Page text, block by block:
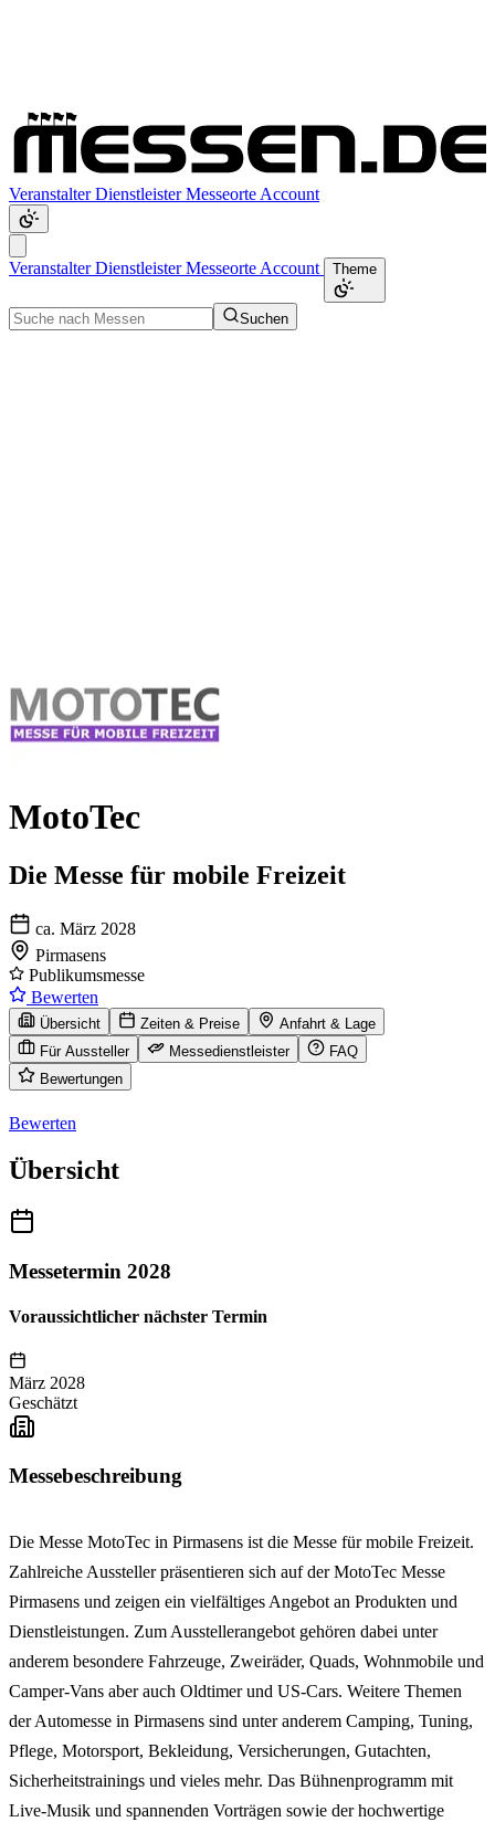
VeranstalterDienstleisterMesseorte Account
VeranstalterDienstleisterMesseorte Account Theme
Suchen
MotoTec
Die Messe für mobile Freizeit
ca. März 2028
Pirmasens
Publikumsmesse
Bewerten
Übersicht Zeiten & Preise
Anfahrt & Lage
Für Aussteller
Messedienstleister
FAQ
Bewertungen
Bewerten
Übersicht
Messetermin 2028
Voraussichtlicher nächster Termin
März 2028
Geschätzt
Messebeschreibung
Die Messe MotoTec in Pirmasens ist die Messe für mobile Freizeit.
Zahlreiche Aussteller präsentieren sich auf der MotoTec Messe
Pirmasens und zeigen ein vielfältiges Angebot an Produkten und
Dienstleistungen. Zum Ausstellerangebot gehören dabei unter
anderem besondere Fahrzeuge, Zweiräder, Quads, Wohnmobile und
Camper-Vans aber auch Oldtimer und US-Cars. Weitere Themen
der Automesse in Pirmasens sind unter anderem Camping, Tuning,
Pflege, Motorsport, Bekleidung, Versicherungen, Gutachten,
Sicherheitstrainings und vieles mehr. Das Bühnenprogramm mit
Live-Musik und spannenden Vorträgen sowie der hochwertige